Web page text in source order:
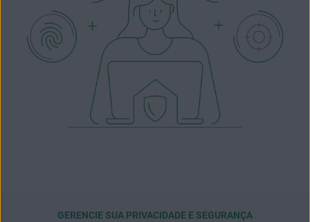
GERENCIE SUA PRIVACIDADE E SEGURANÇA